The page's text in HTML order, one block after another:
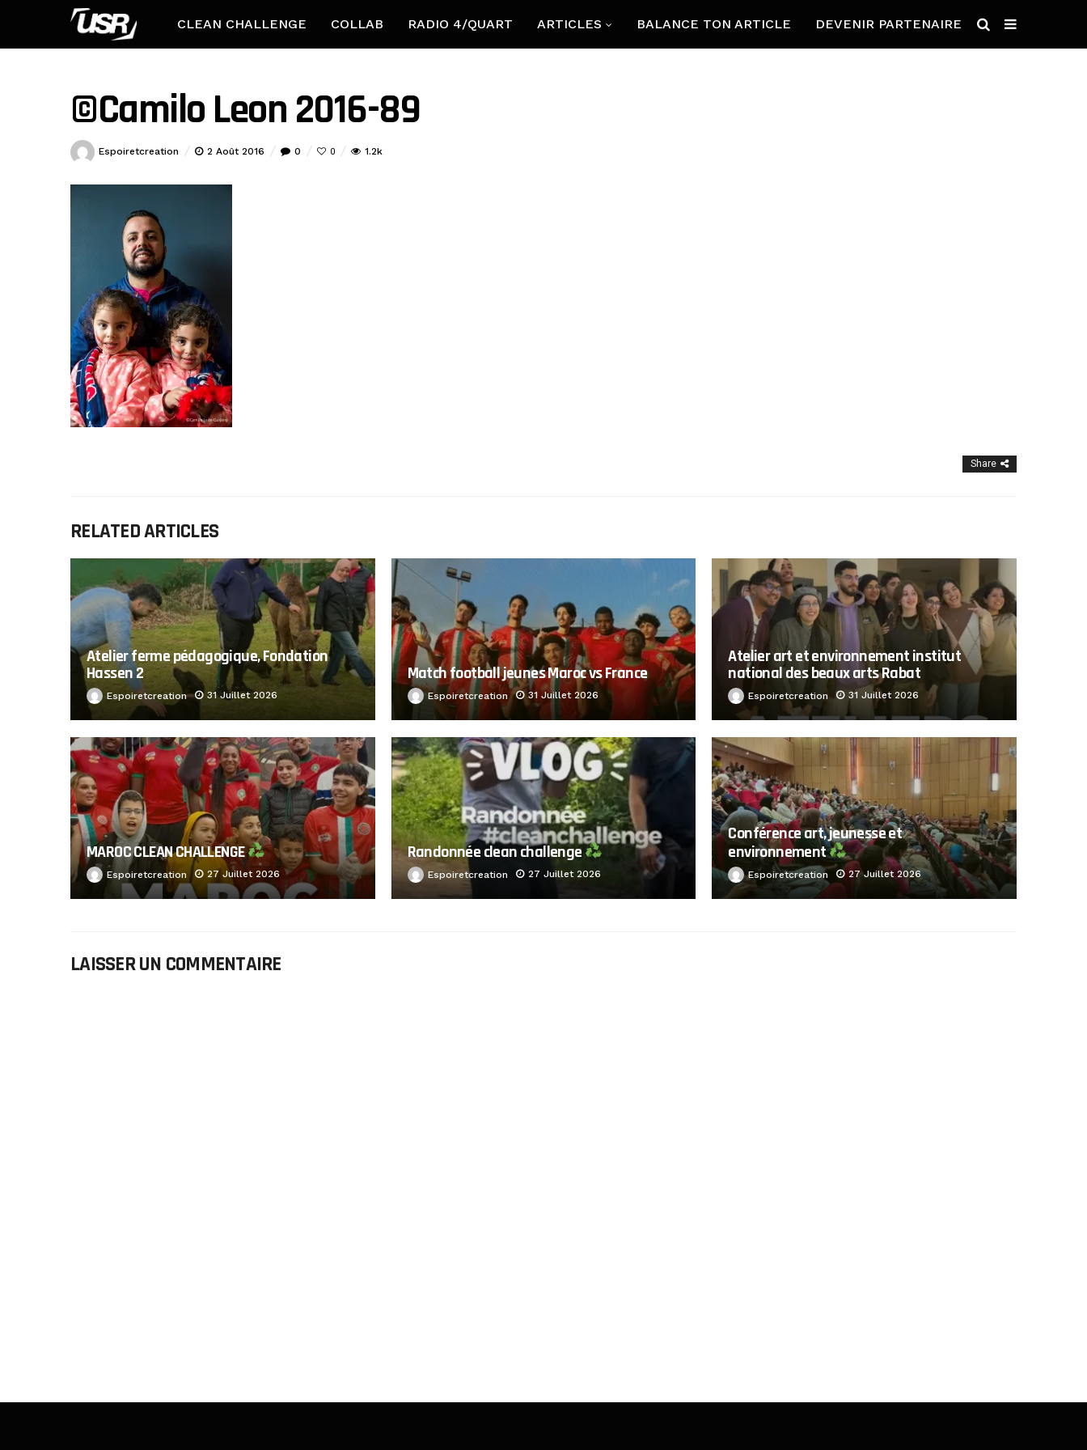
CLEAN CHALLENGE COLLAB RADIO 4/QUART ARTICLES BALANCE TON ARTICLE DEVENIR PARTENAIRE
©Camilo Leon 2016-89
Espoiretcreation 2 Août 2016 0 0 1.2k
Share
RELATED ARTICLES
Atelier ferme pédagogique, Fondation
Hassen 2
Espoiretcreation 31 Juillet 2026
Match football jeunes Maroc vs France
Espoiretcreation 31 Juillet 2026
Atelier art et environnement institut
national des beaux arts Rabat
Espoiretcreation 31 Juillet 2026
MAROC CLEAN CHALLENGE
Espoiretcreation 27 Juillet 2026
Randonnée clean challenge
Espoiretcreation 27 Juillet 2026
Conférence art, jeunesse et
environnement
Espoiretcreation 27 Juillet 2026
LAISSER UN COMMENTAIRE